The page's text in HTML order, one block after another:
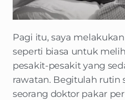
Pagi itu, saya
seperti biasa untuk
pesakit-pesakit yang
rawatan. Begitulah rutin
seorang doktor pakar